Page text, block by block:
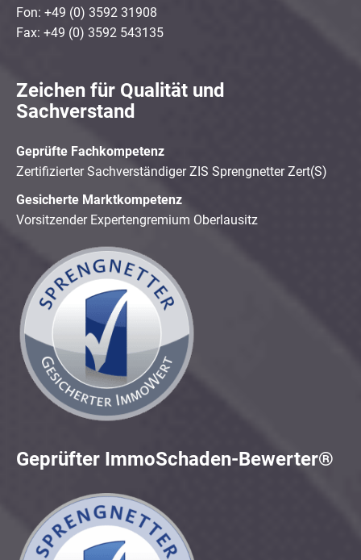
Fon: +49 (0) 3592 31908
Fax: +49 (0) 3592 543135
Zeichen für Qualität und
Sachverstand
Geprüfte Fachkompetenz
Zertifizierter Sachverständiger ZIS Sprengnetter Zert(S)
Gesicherte Marktkompetenz
Vorsitzender Expertengremium Oberlausitz
Geprüfter ImmoSchaden-Bewerter®